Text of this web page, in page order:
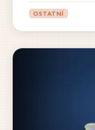
plynárenském
OSTATNÍ